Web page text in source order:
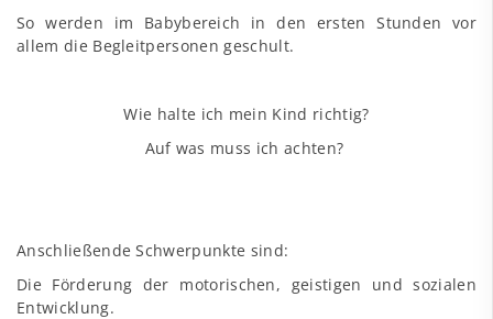
So werden im Babybereich in den ersten Stunden vor
allem die Begleitpersonen geschult.
Wie halte ich mein Kind richtig?
Auf was muss ich achten?
Anschließende Schwerpunkte sind:
Die Förderung der motorischen, geistigen und sozialen
Entwicklung.